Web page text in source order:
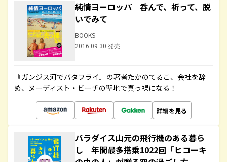
純情ヨーロッパ 呑んで、祈って、脱
いでみて
BOOKS
2016.09.30 発売
『ガンジス河でバタフライ』の著者たかのてるこ、会社を辞
め、ヌーディスト・ビーチの聖地で真っ裸になる！
詳細を見る
パラダイス山元の飛行機のある暮ら
し 年間最多搭乗1022回「ヒコーキ